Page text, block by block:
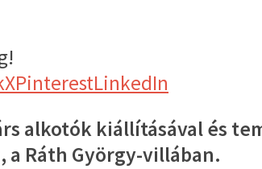
XPinterestLinkedIn
alkotók kiállításával és
a Ráth György-villában.